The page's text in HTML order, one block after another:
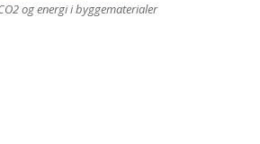
og energi i byggematerialer